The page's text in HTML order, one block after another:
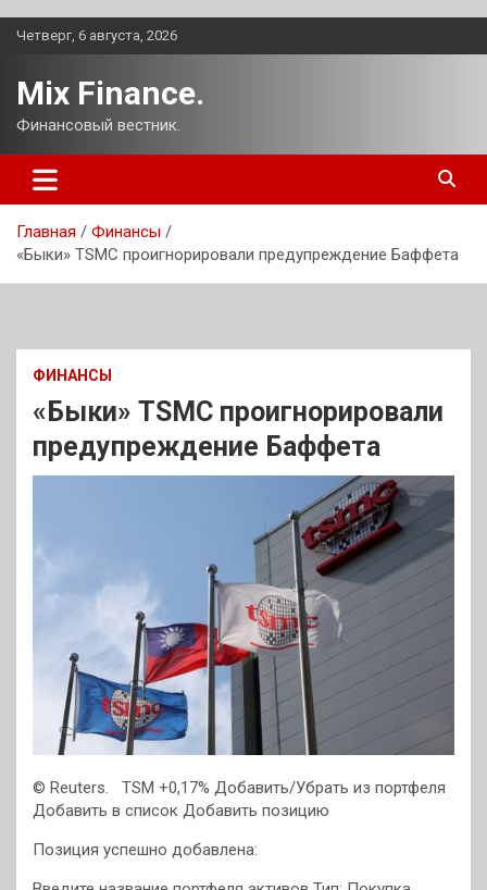
Перейти
Четверг, 6 августа, 2026
Mix Finance.
Финансовый вестник.
Главная
Финансы
«Быки» TSMC проигнорировали предупреждение Баффета
ФИНАНСЫ
«Быки» TSMC проигнорировали
предупреждение Баффета
© Reuters.
TSM +0,17% Добавить/Убрать из портфеля
Добавить в список Добавить позицию
Позиция успешно добавлена: